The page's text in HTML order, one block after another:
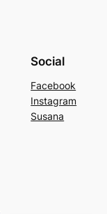
Social
Facebook
Instagram
Susana